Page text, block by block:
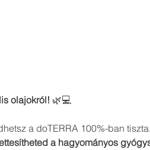
olajokról! 🌿💻
a doTERRA 100%-ban
a hagyományos